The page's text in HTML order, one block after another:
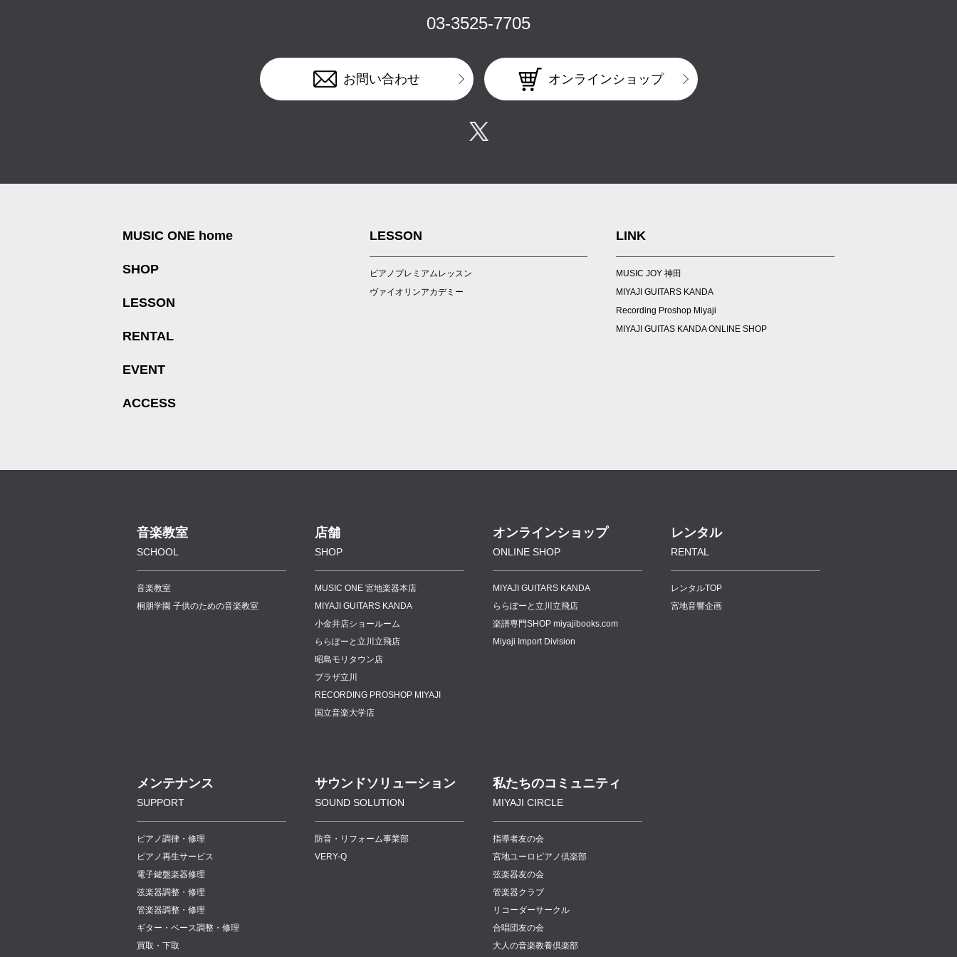
03-3525-7705
お問い合わせ オンラインショップ
MUSIC ONE home
SHOP
LESSON
RENTAL
EVENT
ACCESS
LESSON
ピアノプレミアムレッスン
ヴァイオリンアカデミー
LINK
MUSIC JOY 神田
MIYAJI GUITARS KANDA
Recording Proshop Miyaji
MIYAJI GUITAS KANDA ONLINE SHOP
音楽教室
SCHOOL
音楽教室
桐朋学園 子供のための音楽教室
店舗
SHOP
MUSIC ONE 宮地楽器本店
MIYAJI GUITARS KANDA
小金井店ショールーム
ららぽーと立川立飛店
昭島モリタウン店
プラザ立川
RECORDING PROSHOP MIYAJI
国立音楽大学店
オンラインショップ
ONLINE SHOP
MIYAJI GUITARS KANDA
ららぽーと立川立飛店
楽譜専門SHOP miyajibooks.com
Miyaji Import Division
レンタル
RENTAL
レンタルTOP
宮地音響企画
メンテナンス
SUPPORT
ピアノ調律・修理
ピアノ再生サービス
電子鍵盤楽器修理
弦楽器調整・修理
管楽器調整・修理
ギター・ベース調整・修理
買取・下取
サウンドソリューション
SOUND SOLUTION
防音・リフォーム事業部
VERY-Q
私たちのコミュニティ
MIYAJI CIRCLE
指導者友の会
宮地ユーロピアノ倶楽部
弦楽器友の会
管楽器クラブ
リコーダーサークル
合唱団友の会
大人の音楽教養倶楽部